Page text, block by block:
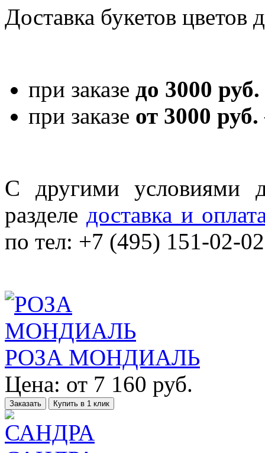
Доставка букетов
при заказе до 3000 руб.
при заказе от 3000 руб.
С другими условиями
разделе доставка и
по тел: +7 (495) 151-02-02
РОЗА МОНДИАЛЬ
Цена: от 7 160 руб.
Заказать Купить в 1 клик